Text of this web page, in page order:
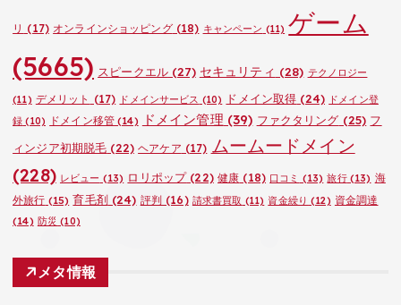
リ (17) オンラインショッピング(18) キャンペーン (11) ゲーム
(5665) スピークエル(27) セキュリティ (28) テクノロジー
(11) デメリット (17) ドメインサービス (10) ドメイン取得 (24) ドメイン登
録 (10) ドメイン移管(14) ドメイン管理 (39) ファクタリング (25) フ
ィンジア初期脱毛 (22) ヘアケア (17) ムームードメイン
(228) レビュー (13) ロリポップ(22) 健康 (18) 口コミ (13) 旅行(13) 海
外旅行 (15) 育毛剤(24) 評判 (16) 請求書買取 (11) 資金繰り (12) 資金調達
(14) 防災 (10)
メタ情報